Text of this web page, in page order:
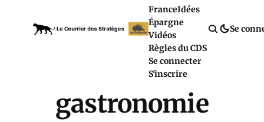
FranceIdées
Épargne
Vidéos
Règles du CDS
Se connecter
S'inscrire
Se
gastronomie